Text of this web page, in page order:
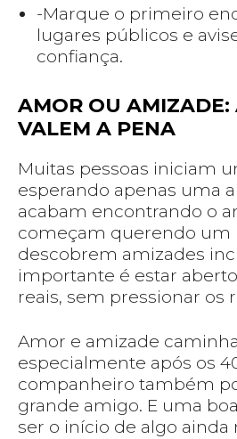
-Marque o primeiro
lugares públicos e
confiança.
AMOR OU AMIZADE:
VALEM A PENA
Muitas pessoas iniciam
esperando apenas uma
acabam encontrando o
começam querendo um
descobrem amizades
importante é estar
reais, sem pressionar os
Amor e amizade
especialmente após os
companheiro também
grande amigo. E uma
ser o início de algo ainda